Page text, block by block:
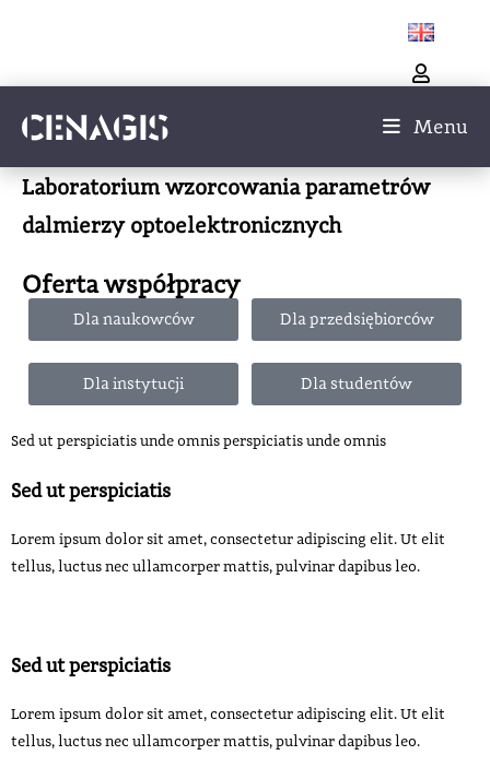
Menu
Laboratorium wzorcowania parametrów
dalmierzy optoelektronicznych
Oferta współpracy
Dla naukowców Dla przedsiębiorców
Dla instytucji Dla studentów
Sed ut perspiciatis unde omnis perspiciatis unde omnis
Sed ut perspiciatis
Lorem ipsum dolor sit amet, consectetur adipiscing elit. Ut elit
tellus, luctus nec ullamcorper mattis, pulvinar dapibus leo.
Sed ut perspiciatis
Lorem ipsum dolor sit amet, consectetur adipiscing elit. Ut elit
tellus, luctus nec ullamcorper mattis, pulvinar dapibus leo.